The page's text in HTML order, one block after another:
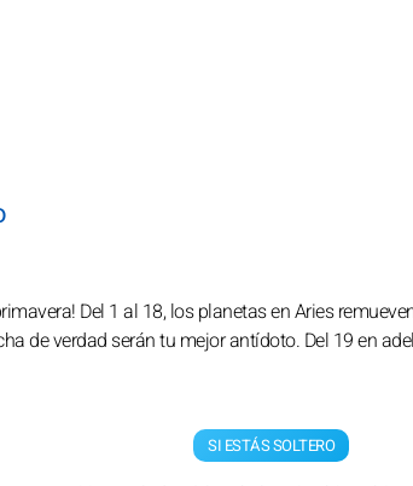
Del 1 al 18, los planetas en Aries
de verdad serán tu mejor antídoto. Del 19 en
SI ESTÁS SOLTERO